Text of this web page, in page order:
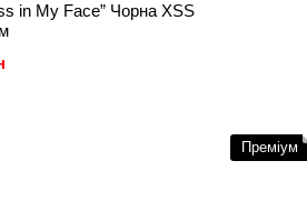
in My Face” Чорна XSS
Преміум